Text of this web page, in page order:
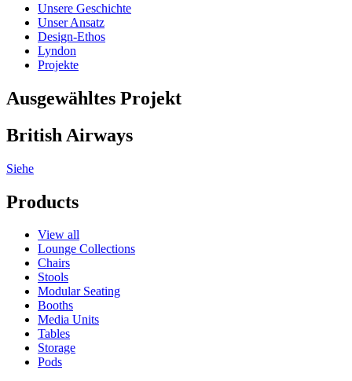
Unsere Geschichte
Unser Ansatz
Design-Ethos
Lyndon
Projekte
Ausgewähltes Projekt
British Airways
Siehe
Products
View all
Lounge Collections
Chairs
Stools
Modular Seating
Booths
Media Units
Tables
Storage
Pods